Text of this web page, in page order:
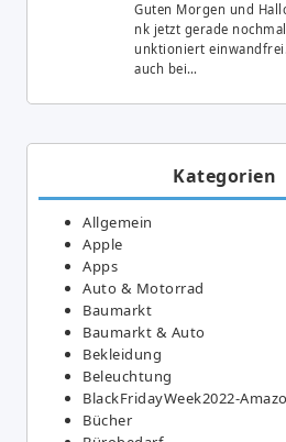
Guten Morgen und
nk jetzt gerade
unktioniert
auch bei…
Kategorien
Allgemein
Apple
Apps
Auto & Motorrad
Baumarkt
Baumarkt & Auto
Bekleidung
Beleuchtung
BlackFridayWeek2022-
Bücher